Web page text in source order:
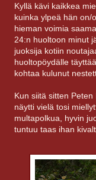
Kyllä kävi kaikkea
kuinka ylpeä hän on/
hieman voimia
24:n huoltoon minut
juoksija kotiin
huoltopöydälle
kohtaa kulunut
Kun siitä sitten
näytti vielä tosi
multapolkua, hyvin
tuntuu taas ihan